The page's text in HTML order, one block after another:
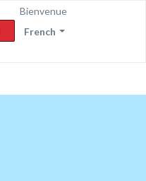
French
Bienvenue